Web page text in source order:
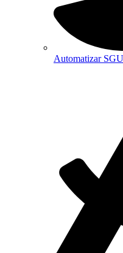
Automatizar SGU